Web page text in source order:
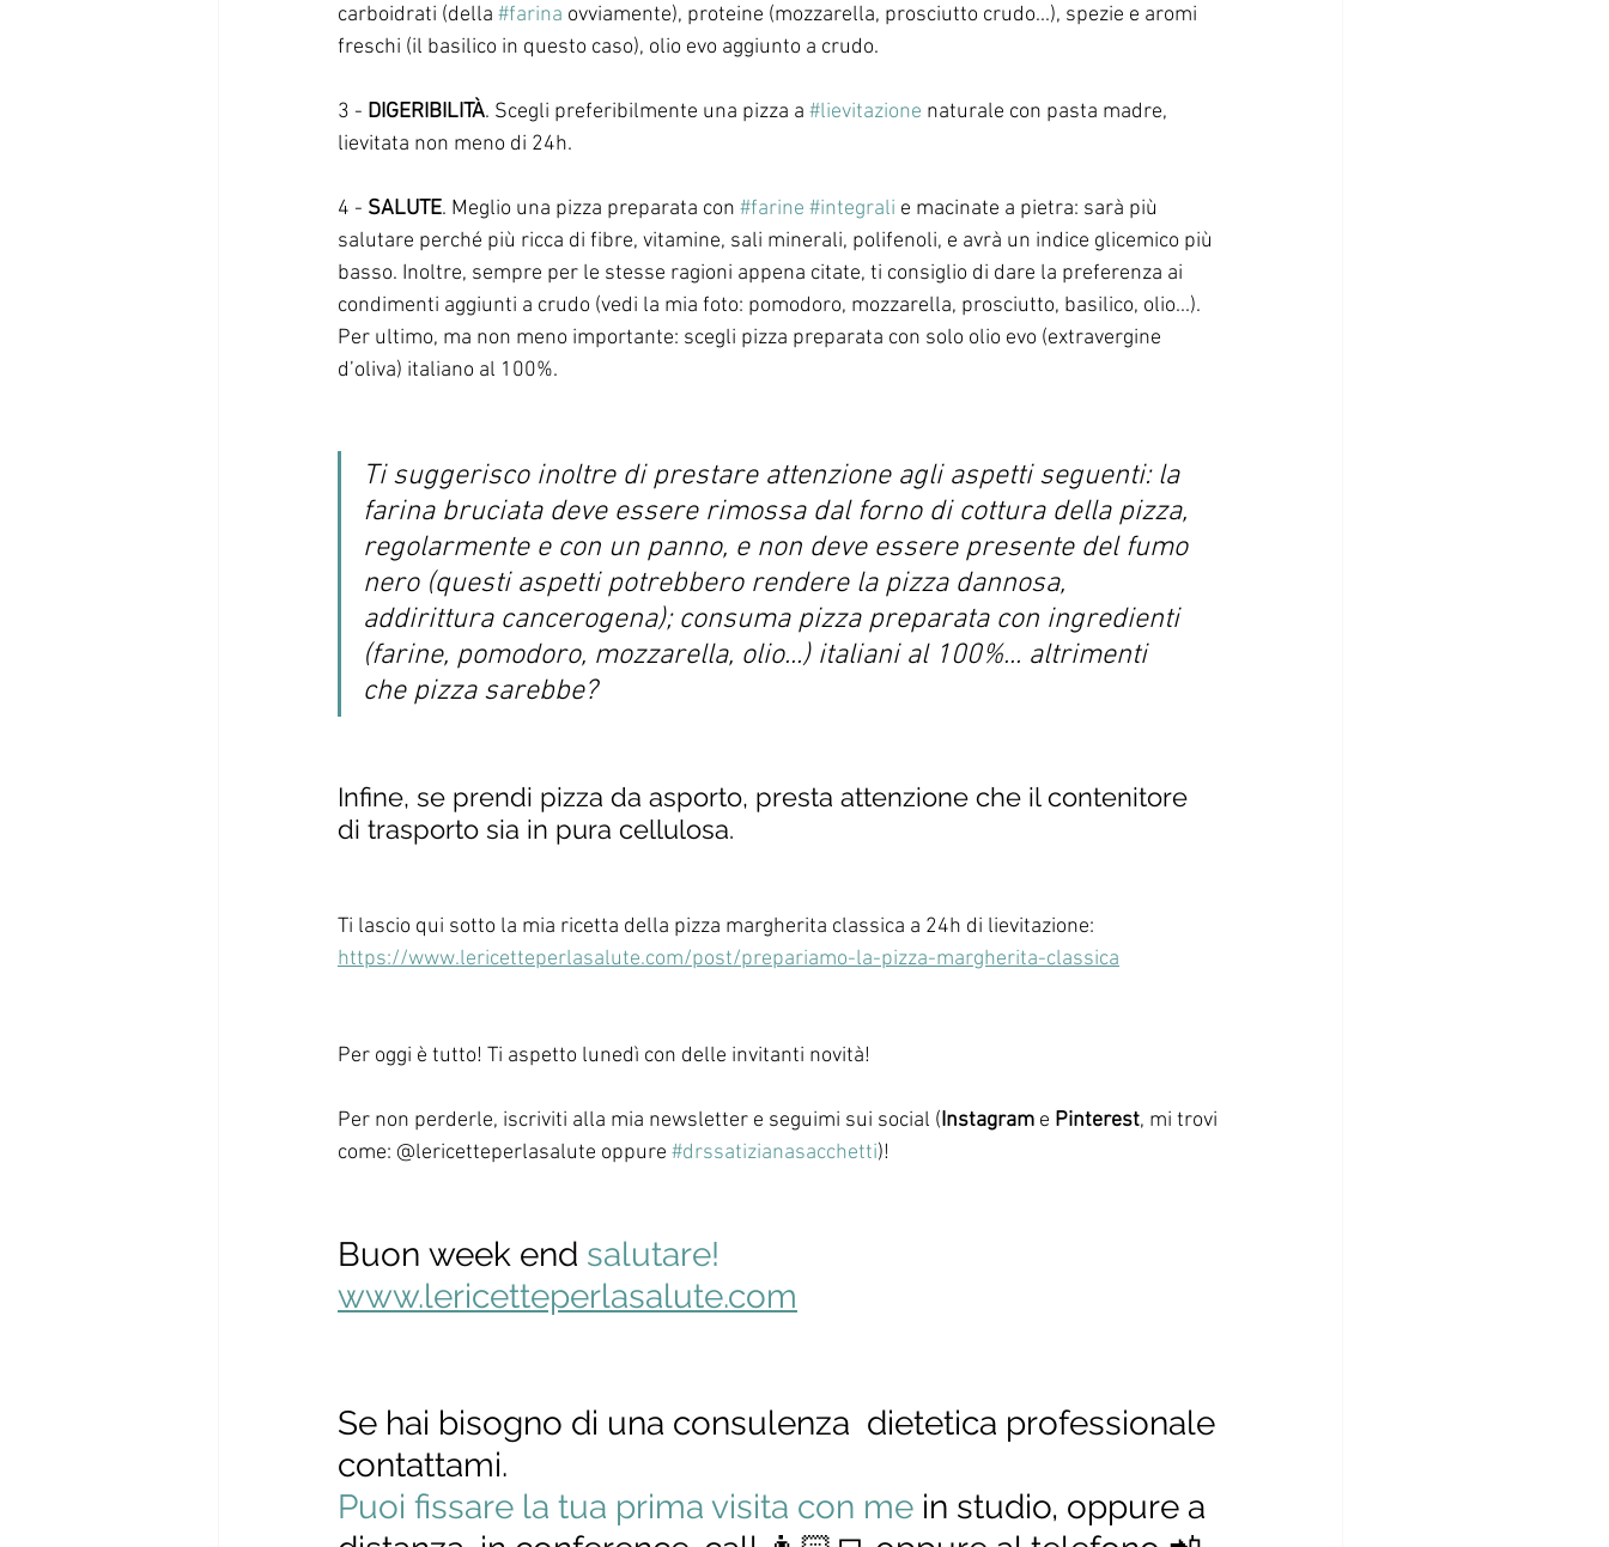
carboidrati (della #farina ovviamente), proteine (mozzarella, prosciutto crudo...), spezie e aromi
freschi (il basilico in questo caso), olio evo aggiunto a crudo.
3 - DIGERIBILITÀ. Scegli preferibilmente una pizza a #lievitazione naturale con pasta madre,
lievitata non meno di 24h.
4 - SALUTE. Meglio una pizza preparata con #farine #integrali e macinate a pietra: sarà più
salutare perché più ricca di fibre, vitamine, sali minerali, polifenoli, e avrà un indice glicemico più
basso. Inoltre, sempre per le stesse ragioni appena citate, ti consiglio di dare la preferenza ai
condimenti aggiunti a crudo (vedi la mia foto: pomodoro, mozzarella, prosciutto, basilico, olio...).
Per ultimo, ma non meno importante: scegli pizza preparata con solo olio evo (extravergine
d’oliva) italiano al 100%.
Ti suggerisco inoltre di prestare attenzione agli aspetti seguenti: la
farina bruciata deve essere rimossa dal forno di cottura della pizza,
regolarmente e con un panno, e non deve essere presente del fumo
nero (questi aspetti potrebbero rendere la pizza dannosa,
addirittura cancerogena); consuma pizza preparata con ingredienti
(farine, pomodoro, mozzarella, olio...) italiani al 100%... altrimenti
che pizza sarebbe?
Infine, se prendi pizza da asporto, presta attenzione che il contenitore
di trasporto sia in pura cellulosa.
Ti lascio qui sotto la mia ricetta della pizza margherita classica a 24h di lievitazione:
https://www.lericetteperlasalute.com/post/prepariamo-la-pizza-margherita-classica
Per oggi è tutto! Ti aspetto lunedì con delle invitanti novità!
Per non perderle, iscriviti alla mia newsletter e seguimi sui social (Instagram e Pinterest, mi trovi
come: @lericetteperlasalute oppure #drssatizianasacchetti)!
Buon week end salutare!
www.lericetteperlasalute.com
Se hai bisogno di una consulenza  dietetica professionale
contattami.
Puoi fissare la tua prima visita con me in studio, oppure a